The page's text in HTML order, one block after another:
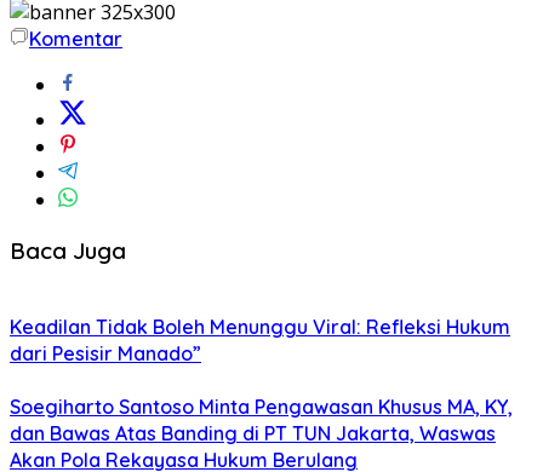
Komentar
Baca Juga
Keadilan Tidak Boleh Menunggu Viral: Refleksi Hukum
dari Pesisir Manado”
Soegiharto Santoso Minta Pengawasan Khusus MA, KY,
dan Bawas Atas Banding di PT TUN Jakarta, Waswas
Akan Pola Rekayasa Hukum Berulang